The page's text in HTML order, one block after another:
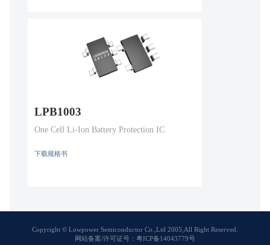
LPB1003
One Cell Li-Ion Battery Protection IC
下载规格书
Copyright © Lowpower Semiconductor Co.,Ltd 2005,All Right Reserved.
网站备案/许可证号：粤ICP备14043779号